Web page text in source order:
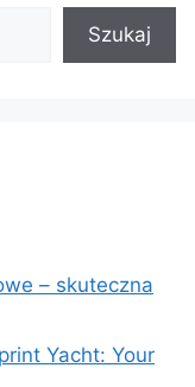
Szukaj
– skuteczna
Yacht: Your